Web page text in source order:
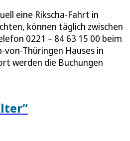
eine Rikscha-Fahrt in
können täglich zwischen
0221 – 84 63 15 00 beim
von-Thüringen Hauses in
werden die Buchungen